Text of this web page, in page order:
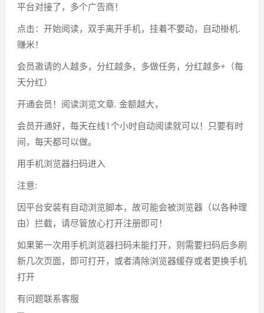
平台对接了，多个广告商！
点击：开始阅读，双手离开手机，挂着不要动，自动褂机.
赚米！
会员邀请的人越多，分红越多，多做任务，分红越多+（每
天分红）
开通会员！阅读浏览文章. 金额越大，
会员开通好，每天在线1个小时自动阅读就可以！只要有时
间，每天都可以做。
用手机浏览器扫码进入
注意:
因平台安装有自动浏览脚本，故可能会被浏览器（以各种理
由）拦截，请尽管放心打开注册即可！
如果第一次用手机浏览器扫码未能打开，则需要扫码后多刷
新几次页面，即可打开，或者清除浏览器缓存或者更换手机
打开
有问题联系客服